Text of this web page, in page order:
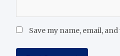
Save my name, email,